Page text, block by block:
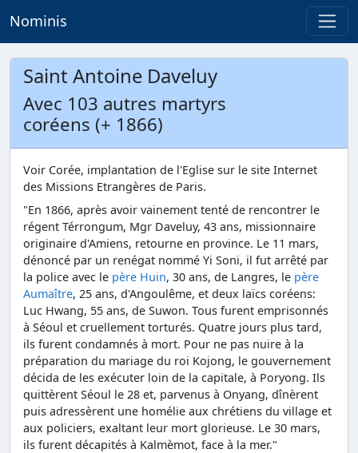
Nominis
Saint Antoine Daveluy
Avec 103 autres martyrs
coréens (+ 1866)
Voir Corée, implantation de l'Eglise sur le site Internet
des Missions Etrangères de Paris.
"En 1866, après avoir vainement tenté de rencontrer le
régent Térrongum, Mgr Daveluy, 43 ans, missionnaire
originaire d'Amiens, retourne en province. Le 11 mars,
dénoncé par un renégat nommé Yi Soni, il fut arrêté par
la police avec le père Huin, 30 ans, de Langres, le père
Aumaître, 25 ans, d'Angoulême, et deux laïcs coréens:
Luc Hwang, 55 ans, de Suwon. Tous furent emprisonnés
à Séoul et cruellement torturés. Quatre jours plus tard,
ils furent condamnés à mort. Pour ne pas nuire à la
préparation du mariage du roi Kojong, le gouvernement
décida de les exécuter loin de la capitale, à Poryong. Ils
quittèrent Séoul le 28 et, parvenus à Onyang, dînèrent
puis adressèrent une homélie aux chrétiens du village et
aux policiers, exaltant leur mort glorieuse. Le 30 mars,
ils furent décapités à Kalmèmot, face à la mer."